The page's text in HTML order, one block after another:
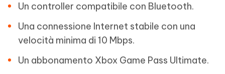
Un controller compatibile con Bluetooth.
Una connessione Internet stabile con una
velocità minima di 10 Mbps.
Un abbonamento Xbox Game Pass Ultimate.